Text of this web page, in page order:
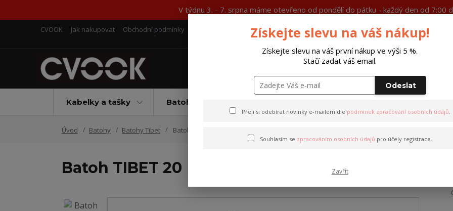
V týdnu 3. - 7. srpna máme otevřeno od pondělí do pátku - každý den od 7:00
CVOOK Jak nakupovat Obchodní podmínky Ochrana soukromí Více
Kabelky a tašky Batohy
Úvod Batohy Batohy Tibet Batoh TIBET 20
Batoh TIBET 20
Získejte slevu na váš nákup!
Získejte slevu na váš první nákup ve výši 5 %.
Stačí zadat váš email.
Odeslat
Přeji si odebírat novinky e-mailem dle podmínek zpracování osobních údajů.
Souhlasím se zpracováním osobních údajů pro účely registrace.
Zavřít